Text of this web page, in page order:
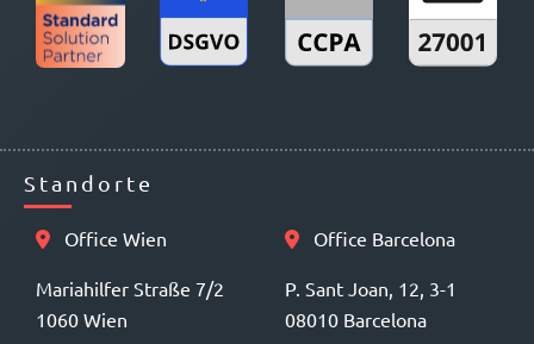
Standorte
Office Wien
Mariahilfer Straße 7/2
1060 Wien
Office Barcelona
P. Sant Joan, 12, 3-1
08010 Barcelona